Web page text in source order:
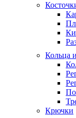
Кольца
Крючки